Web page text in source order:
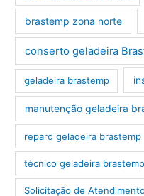
brastemp zona norte
conserto geladeira
geladeira brastemp
manutenção geladeira
reparo geladeira brastemp
técnico geladeira brastemp
‎Solicitação de